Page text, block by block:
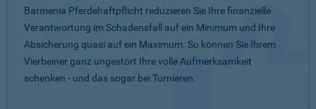
Barmenia Pferdehaftpflicht reduzieren Sie Ihre finanzielle
Verantwortung im Schadensfall auf ein Minimum und Ihre
Absicherung quasi auf ein Maximum. So können Sie Ihrem
Vierbeiner ganz ungestört Ihre volle Aufmerksamkeit
schenken - und das sogar bei Turnieren.